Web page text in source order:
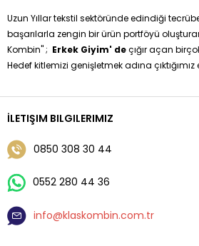
Uzun Yıllar tekstil sektöründe edindiği
başarılarla zengin bir ürün portföyü
Kombin'' ; Erkek Giyim' deçığır açan
Hedef kitlemizi genişletmek adına
özgün tasarımlarla buluşturma hedefimizi
Erkek Giyim 'de Hazır Kombinleri Siz değerli
sunmaktayız sadece boy ve kilo bilgisi
şekilde kendi kombininize sahip olabilirsiniz.
İLETIŞIM BILGILERIMIZ
0850 308 30 44
0552 280 44 36
info@klaskombin.com.tr